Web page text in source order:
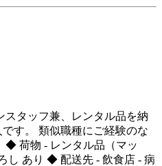
スタッフ兼、レンタル品を納
す。 類似職種にご経験のな
◆ 荷物 - レンタル品（マッ
し あり ◆ 配送先 - 飲食店 - 病